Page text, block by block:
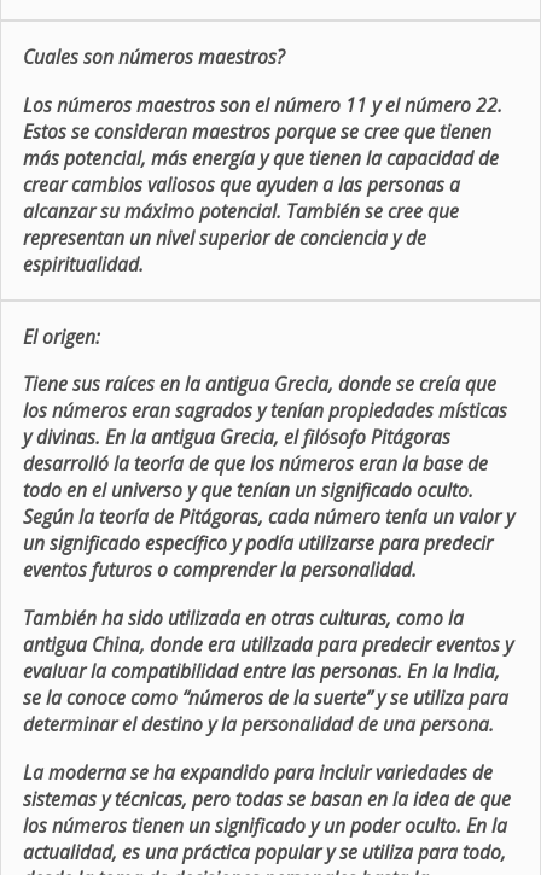
Cuales son números maestros?
Los números maestros son el número 11 y el número 22.
Estos se consideran maestros porque se cree que tienen
más potencial, más energía y que tienen la capacidad de
crear cambios valiosos que ayuden a las personas a
alcanzar su máximo potencial. También se cree que
representan un nivel superior de conciencia y de
espiritualidad.
El origen:
Tiene sus raíces en la antigua Grecia, donde se creía que
los números eran sagrados y tenían propiedades místicas
y divinas. En la antigua Grecia, el filósofo Pitágoras
desarrolló la teoría de que los números eran la base de
todo en el universo y que tenían un significado oculto.
Según la teoría de Pitágoras, cada número tenía un valor y
un significado específico y podía utilizarse para predecir
eventos futuros o comprender la personalidad.
También ha sido utilizada en otras culturas, como la
antigua China, donde era utilizada para predecir eventos y
evaluar la compatibilidad entre las personas. En la India,
se la conoce como “números de la suerte” y se utiliza para
determinar el destino y la personalidad de una persona.
La moderna se ha expandido para incluir variedades de
sistemas y técnicas, pero todas se basan en la idea de que
los números tienen un significado y un poder oculto. En la
actualidad, es una práctica popular y se utiliza para todo,